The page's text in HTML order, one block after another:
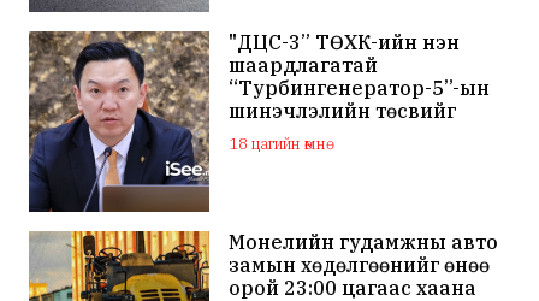
"ДЦС-3” ТӨХК-ийн нэн
шаардлагатай
“Турбингенератор-5”-ын
шинэчлэлийн төсвийг
шийдвэрлэхээр болов
18 цагийн өмнө
Монелийн гудамжны авто
замын хөдөлгөөнийг өнөө
орой 23:00 цагаас хаана